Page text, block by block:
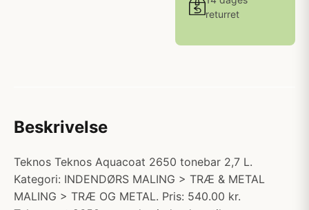
returret
Beskrivelse
Teknos Teknos Aquacoat 2650 tonebar 2,7 L.
Kategori: INDENDØRS MALING > TRÆ & METAL
MALING > TRÆ OG METAL. Pris: 540.00 kr.